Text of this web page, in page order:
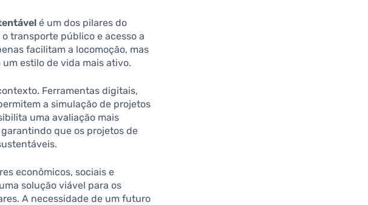
é um dos pilares do
transporte público e acesso a
facilitam a locomoção, mas
estilo de vida mais ativo.
Ferramentas digitais,
a simulação de projetos
uma avaliação mais
que os projetos de
econômicos, sociais e
solução viável para os
A necessidade de um futuro